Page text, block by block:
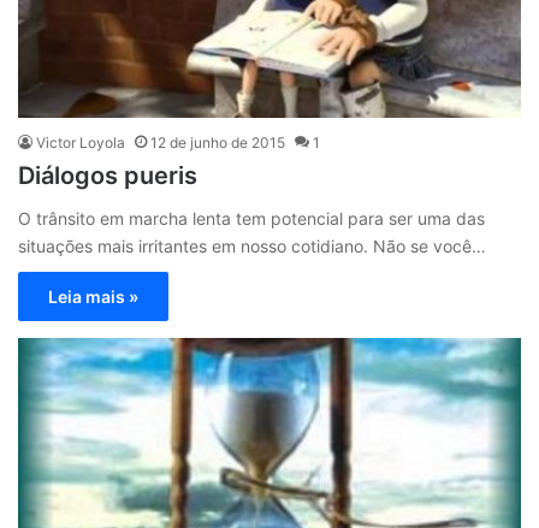
Victor Loyola 12 de junho de 2015 1
Diálogos pueris
O trânsito em marcha lenta tem potencial para ser uma das
situações mais irritantes em nosso cotidiano. Não se você…
Leia mais »